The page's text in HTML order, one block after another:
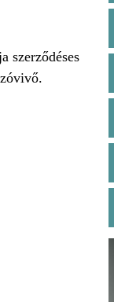
szerződéses